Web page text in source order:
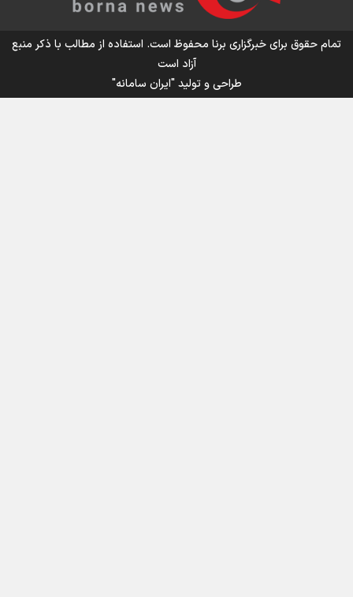
اینفو برنا/ میزان مالیات بر ارزش افزوده چقدر است؟
تمام حقوق برای خبرگزاری برنا محفوظ است. استفاده از مطالب با ذکر منبع
آزاد است
طراحی و تولید"ایران سامانه"